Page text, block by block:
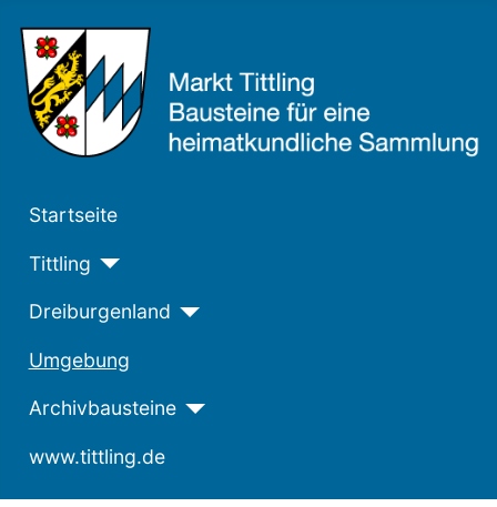
Startseite
Tittling
Dreiburgenland
Umgebung
Archivbausteine
www.tittling.de